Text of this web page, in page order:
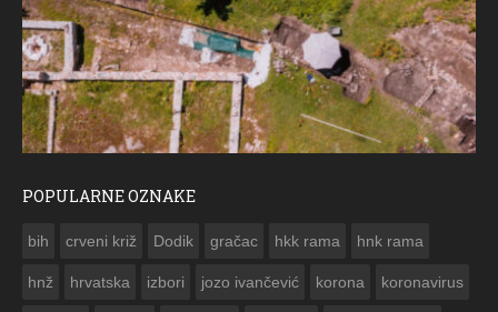
POPULARNE OZNAKE
bih crveni križ Dodik gračac hkk rama hnk rama
hnž hrvatska izbori jozo ivančević korona koronavirus